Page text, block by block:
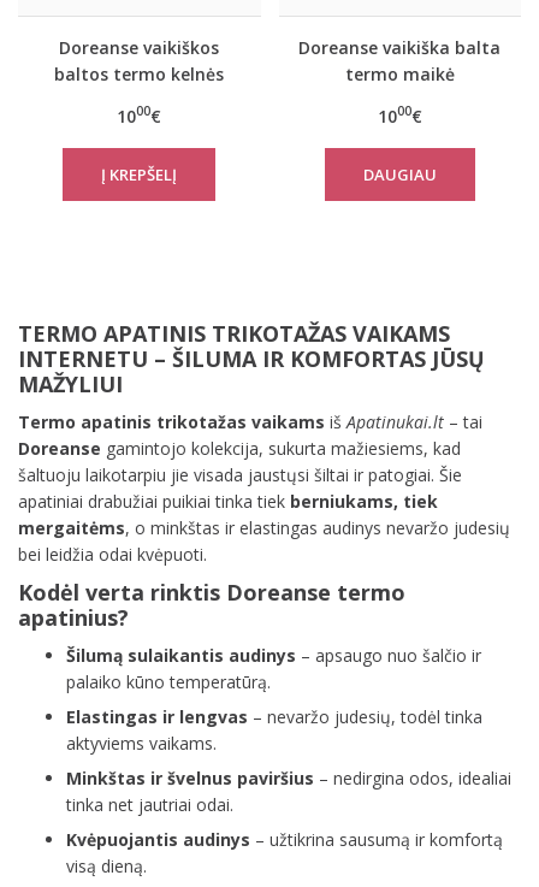
Doreanse vaikiškos
baltos termo kelnės
1000€
Doreanse vaikiška balta
termo maikė
1000€
DAUGIAU
TERMO APATINIS TRIKOTAŽAS VAIKAMS
INTERNETU – ŠILUMA IR KOMFORTAS JŪSŲ
MAŽYLIUI
Termo apatinis trikotažas vaikams iš Apatinukai.lt – tai
Doreanse gamintojo kolekcija, sukurta mažiesiems, kad
šaltuoju laikotarpiu jie visada jaustųsi šiltai ir patogiai. Šie
apatiniai drabužiai puikiai tinka tiek berniukams, tiek
mergaitėms, o minkštas ir elastingas audinys nevaržo judesių
bei leidžia odai kvėpuoti.
Kodėl verta rinktis Doreanse termo
apatinius?
Šilumą sulaikantis audinys – apsaugo nuo šalčio ir
palaiko kūno temperatūrą.
Elastingas ir lengvas – nevaržo judesių, todėl tinka
aktyviems vaikams.
Minkštas ir švelnus paviršius – nedirgina odos, idealiai
tinka net jautriai odai.
Kvėpuojantis audinys – užtikrina sausumą ir komfortą
visą dieną.